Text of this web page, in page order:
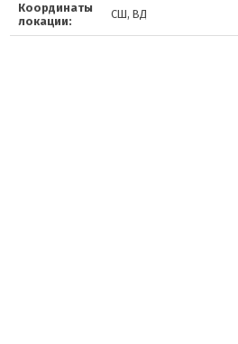
Координаты
локации:
СШ, ВД